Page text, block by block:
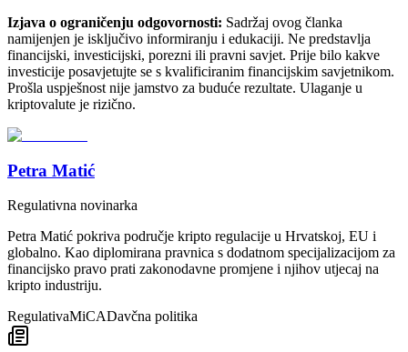
Izjava o ograničenju odgovornosti: Sadržaj ovog članka
namijenjen je isključivo informiranju i edukaciji. Ne predstavlja
financijski, investicijski, porezni ili pravni savjet. Prije bilo kakve
investicije posavjetujte se s kvalificiranim financijskim savjetnikom.
Prošla uspješnost nije jamstvo za buduće rezultate. Ulaganje u
kriptovalute je rizično.
Petra Matić
Regulativna novinarka
Petra Matić pokriva područje kripto regulacije u Hrvatskoj, EU i
globalno. Kao diplomirana pravnica s dodatnom specijalizacijom za
financijsko pravo prati zakonodavne promjene i njihov utjecaj na
kripto industriju.
RegulativaMiCADavčna politika